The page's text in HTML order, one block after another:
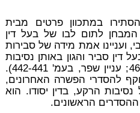
במתכוון פרטים מבית
לתום לבו של בעל דין
ועניינו אמת מידה של סבירות
דין סביר והגון באותן נסיבות
(ראו עניין שילה, בעמ' 462-461; עניין שפר, בעמ' 442-441).
להסדרי הפשרה האחרונים,
הרקע, בדין יסודו. הוא
ההסדרים הראשונים.